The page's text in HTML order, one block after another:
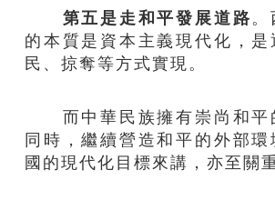
第五是走和平發展道路。
的本質是資本主義現代化，是
民、掠奪等方式實現。
而中華民族擁有崇尚和平
同時，繼續營造和平的外部環
國的現代化目標來講，亦至關